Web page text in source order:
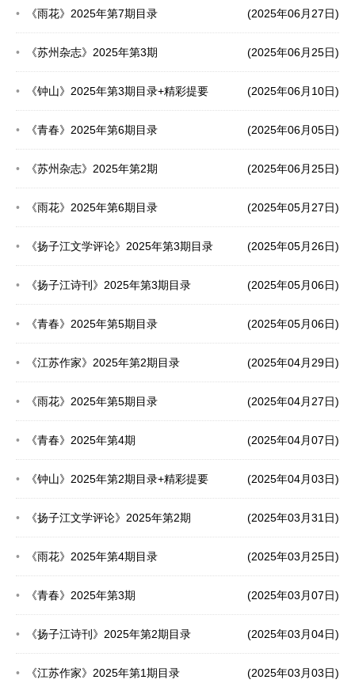
(2025年06月27日)
《雨花》2025年第7期目录
(2025年06月25日)
《苏州杂志》2025年第3期
(2025年06月10日)
《钟山》2025年第3期目录+精彩提要
(2025年06月05日)
《青春》2025年第6期目录
(2025年06月25日)
《苏州杂志》2025年第2期
(2025年05月27日)
《雨花》2025年第6期目录
(2025年05月26日)
《扬子江文学评论》2025年第3期目录
(2025年05月06日)
《扬子江诗刊》2025年第3期目录
(2025年05月06日)
《青春》2025年第5期目录
(2025年04月29日)
《江苏作家》2025年第2期目录
(2025年04月27日)
《雨花》2025年第5期目录
(2025年04月07日)
《青春》2025年第4期
(2025年04月03日)
《钟山》2025年第2期目录+精彩提要
(2025年03月31日)
《扬子江文学评论》2025年第2期
(2025年03月25日)
《雨花》2025年第4期目录
(2025年03月07日)
《青春》2025年第3期
(2025年03月04日)
《扬子江诗刊》2025年第2期目录
(2025年03月03日)
《江苏作家》2025年第1期目录